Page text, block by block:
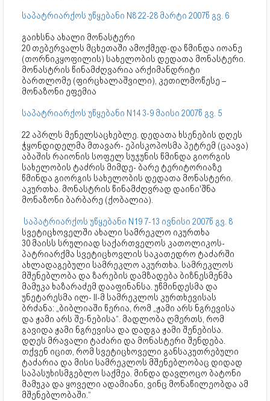
საპატრიარქოს უწყებანი N8 22-28 მარტი 2007წ გვ. 6
გაიხსნა ახალი მონასტერი
20 თებერვალს მცხეთაში ამოქმედ-და წმინდა იოანე
(თორნიკყოფილის) სახელობის დედათა მონასტერი.
მონასტრის წინამძღვარია არქიმანდრიტი
ბართლომე (ფირცხალაშვილი), კეთილმოწესე –
მონაზონი ეფემია
საპატრიარქოს უწყებანი N14 3-9 მაისი 2007წ გვ. 5
22 აპრლს მენელსაცხებლე. დედათა ხსენების დღეს
ჭყონდიდელმა მთავარ- ეპისკოპოსმა პეტრემ (ცაავა)
აბაშის რაიონის სოფელ სუჯუნის წმინდა გიორგის
სახელობის ტაძრის მიმდე- ბარე ტერიტორიაზე
წმინდა გიორგის სახელობის დედათა მონასტერი.
აკურთხა. მონასტრის წინამძღვრად დაინი'შნა
მონაზონი ბარბარე (ქობალია).
საპატრიარქოს უწყებანი N19 7-13 ივნისი 2007წ გვ. 8
სვეტიცხოველში ახალი სამრეკლო იკურთხა
30 მაისს სრულიად საქართველოს კათოლიკოს-
პატრიარქმა სვეტიცხოვლის საკათედრო ტაძარში
ახლადაგებული სამრეკლო აკურთხა. სამრეკლოს
მშენებლობა და ზარების დამზადება ბიზნესმენმა
მამუკა ხაზარაძემ დააფინანსა. უწმინდესმა და
უნეტარესმა ილ- II-მ სამრეკლოს კურთხევისას
ბრძანა: „ბიბლიაში წერია, რომ „ჟამი არს ნგრევისა
და ჟამი არს შე-ნებისა“. მადლობა ღმერთს, რომ
გავიდა ჟამი ნგრევისა და დადგა ჟამი შენებისა.
დღეს მრავალი ტაძარი და მონასტერი შენდება.
თქვენ იცით, რომ სვეტიცხოველი განსაკუთრებული
ტაძარია და მისი სამრეკლოს მშენებლობაც დიდად
საპასუხისმგებლო საქმეა. მინდა დავლოცო ბატონი
მამუკა და ყოველი ადამიანი, ვინც მონაწილეობდა ამ
მშენებლობაში.“